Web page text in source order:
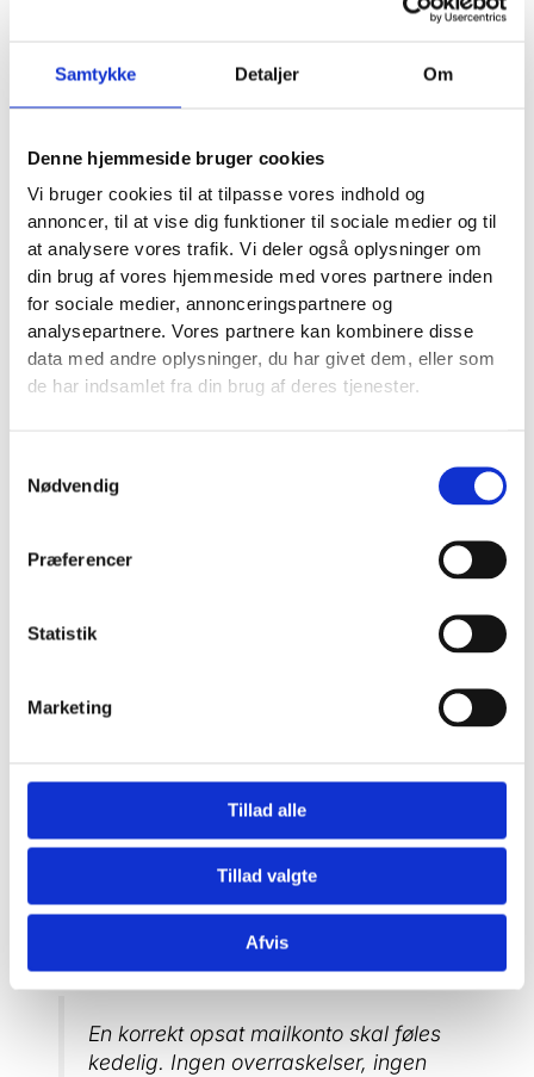
Samtykke Detaljer Om
Denne hjemmeside bruger cookies
Vi bruger cookies til at tilpasse vores indhold og
annoncer, til at vise dig funktioner til sociale medier og til
at analysere vores trafik. Vi deler også oplysninger om
din brug af vores hjemmeside med vores partnere inden
for sociale medier, annonceringspartnere og
analysepartnere. Vores partnere kan kombinere disse
data med andre oplysninger, du har givet dem, eller som
de har indsamlet fra din brug af deres tjenester.
Nødvendig
Præferencer
Statistik
Marketing
Tillad alle
Tillad valgte
Afvis
Hvis du sidder med Microsoft 365 og Outlook og vil
have en mere detaljeret gennemgang, har jeg samlet
opsætning
Mange små virksomheder bruger Gmail i browseren,
også selv om de ikke har en ren Gmail-adresse. Det
kan være en fordel, fordi Gmail giver et enkelt
overblik. Men kun hvis kontoen er forbundet korrekt.
Der er forskel på atvideresende mails til Gmail og
at forbinde en konto rigtigt via IMAP.
mapper, sendt post og statusser. Hvis du vil have
ægte synkronisering af mails, skal du bruge den
Så fortsætter computeren med at hente mails
på den gamle måde.
Den ene bruger IMAP, den anden noget andet.
Der bliver brugt videresendelse i stedet for
rigtig kontoopsætning:Så ser det ud til at
virke, men mapper og sendt post bliver skæve.
Kontoen er oprettet flere gange i samme
program:Det giver dubletter og mærkelig
En korrekt opsat mailkonto skal føles
kedelig. Ingen overraskelser, ingen